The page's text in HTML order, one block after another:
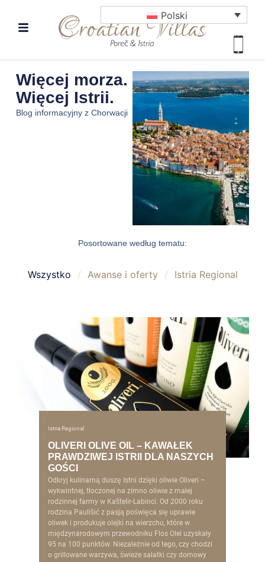
Polski
Więcej morza.
Więcej Istrii.
Blog informacyjny z Chorwacji
Posortowane według tematu:
Wszystko / Awanse i oferty / Istria Regional
Istria Regional
OLIVERI OLIVE OIL – KAWAŁEK
PRAWDZIWEJ ISTRII DLA NASZYCH
GOŚCI
Odkryj kulinarną duszę Istrii dzięki oliwie Oliveri –
wykwintnej, tłoczonej na zimno oliwie z małej
rodzinnej farmy w Kaštelir-Labinci. Od 2000 roku
rodzina Paulišić z pasją poświęca się uprawie
oliwek i produkuje olejki na wierzchu, które w
międzynarodowym przewodniku Flos Olei uzyskały
95 na 100 punktów. Niezależnie od tego, czy chodzi
o grillowane warzywa, świeże sałatki czy domowy